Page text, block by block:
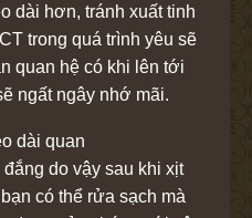
dài hơn, tránh xuất tinh
trong quá trình yêu sẽ
quan hệ có khi lên tới
ngất ngây nhớ mãi.
dài quan
do vậy sau khi xịt
có thể rửa sạch mà